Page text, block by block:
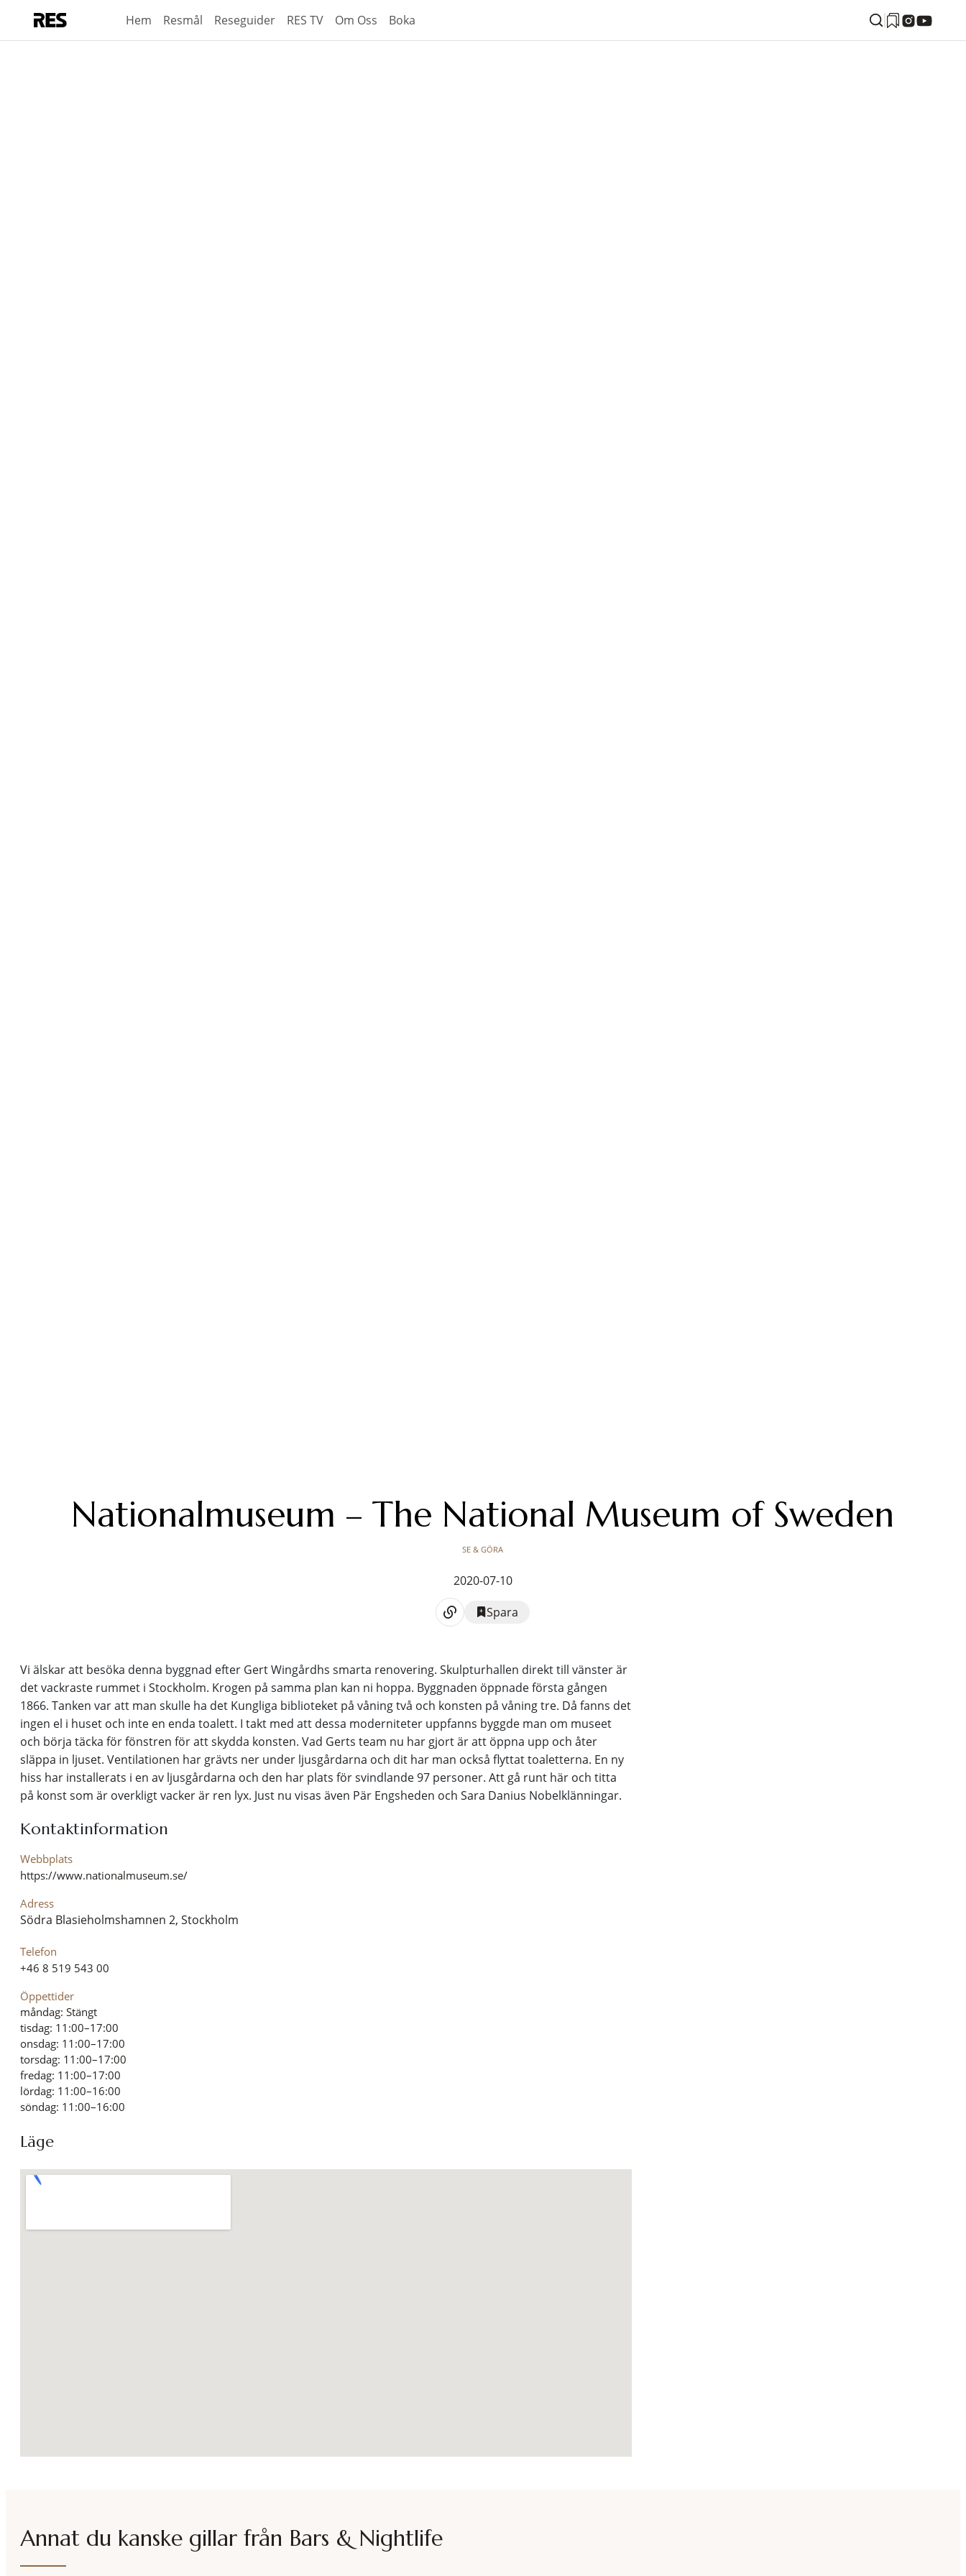
Hem Resmål Reseguider RES TV Om Oss Boka
Nationalmuseum – The National Museum of Sweden
SE & GÖRA
2020-07-10
Spara
Vi älskar att besöka denna byggnad efter Gert Wingårdhs smarta renovering. Skulpturhallen direkt till vänster är
det vackraste rummet i Stockholm. Krogen på samma plan kan ni hoppa. Byggnaden öppnade första gången
1866. Tanken var att man skulle ha det Kungliga biblioteket på våning två och konsten på våning tre. Då fanns det
ingen el i huset och inte en enda toalett. I takt med att dessa moderniteter uppfanns byggde man om museet
och börja täcka för fönstren för att skydda konsten. Vad Gerts team nu har gjort är att öppna upp och åter
släppa in ljuset. Ventilationen har grävts ner under ljusgårdarna och dit har man också flyttat toaletterna. En ny
hiss har installerats i en av ljusgårdarna och den har plats för svindlande 97 personer. Att gå runt här och titta
på konst som är overkligt vacker är ren lyx. Just nu visas även Pär Engsheden och Sara Danius Nobelklänningar.
Kontaktinformation
Webbplats
https://www.nationalmuseum.se/
Adress
Södra Blasieholmshamnen 2, Stockholm
Telefon
+46 8 519 543 00
Öppettider
måndag: Stängt
tisdag: 11:00–17:00
onsdag: 11:00–17:00
torsdag: 11:00–17:00
fredag: 11:00–17:00
lördag: 11:00–16:00
söndag: 11:00–16:00
Läge
Annat du kanske gillar från Bars & Nightlife